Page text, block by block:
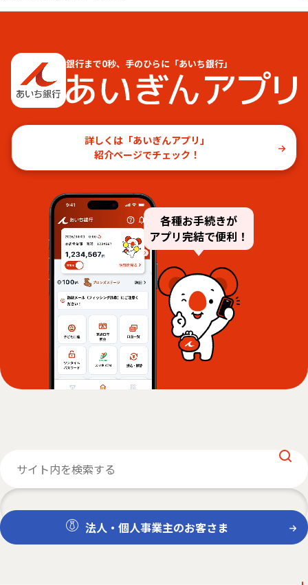
各種お手続きが
アプリ完結で便利！
銀行まで0秒、手のひらに「あいち銀行」
詳しくは「あいぎんアプリ」
紹介ページでチェック！
法人・個人事業主のお客さま